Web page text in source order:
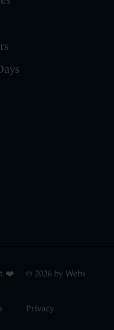
❤️ © 2026 by Webs
Privacy